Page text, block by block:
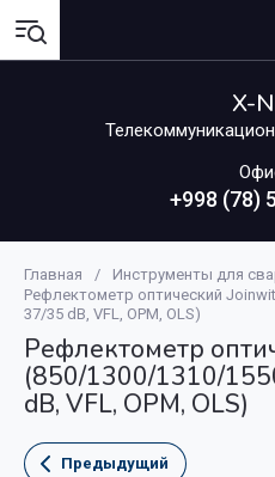
X-
+998 (78)
Главная / Инструменты для
Рефлектометр оптический
37/35 dB, VFL, OPM, OLS)
Рефлектометр
(850/1300/1310/
dB, VFL, OPM, OLS)
Предыдущий